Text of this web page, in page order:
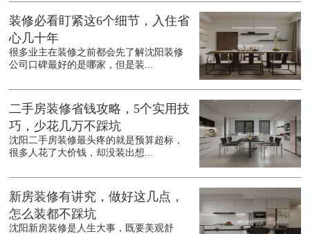
装修必看盯紧这6个细节，入住省
心几十年
很多业主在装修之前都会先了解沈阳装修
公司口碑最好的是哪家，但是装...
二手房装修省钱攻略，5个实用技
巧，少花几万不踩坑
沈阳二手房装修最头疼的就是预算超标，
很多人花了大价钱，却没装出想...
新房装修有讲究，做好这几点，
怎么装都不踩坑
沈阳新房装修是人生大事，既要美观舒